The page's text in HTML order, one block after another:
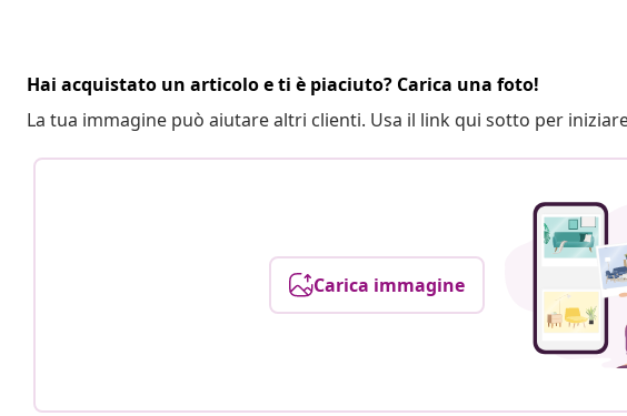
Hai acquistato un articolo e ti è piaciuto? Carica una foto!
La tua immagine può aiutare altri clienti. Usa il link qui sotto per
Carica immagine